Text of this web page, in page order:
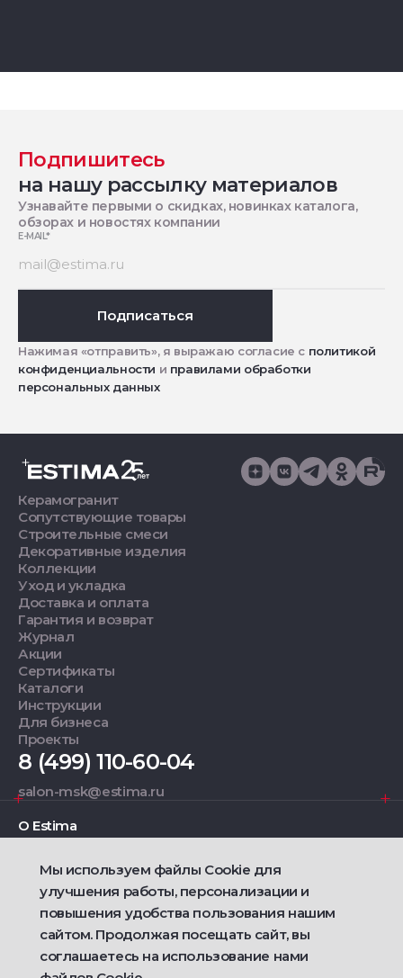
Подпишитесь
на нашу рассылку материалов
Узнавайте первыми о скидках, новинках каталога,
обзорах и новостях компании
E-MAIL*
Подписаться
Нажимая «отправить», я выражаю согласие с политикой
конфиденциальности и правилами обработки
персональных данных
Керамогранит
Сопутствующие товары
Строительные смеси
Декоративные изделия
Коллекции
Уход и укладка
Доставка и оплата
Гарантия и возврат
Журнал
Акции
Сертификаты
Каталоги
Инструкции
Для бизнеса
Проекты
8 (499) 110-60-04
salon-msk@estima.ru
О Estima
Дизайнерам
Фирменные салоны
2021 — 2026 © Estima
Мы используем файлы Cookie для
улучшения работы, персонализации и
повышения удобства пользования нашим
сайтом. Продолжая посещать сайт, вы
соглашаетесь на использование нами